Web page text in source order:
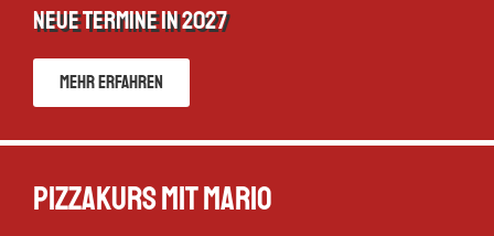
neue Termine in 2027
Mehr erfahren
Pizzakurs mit Mario